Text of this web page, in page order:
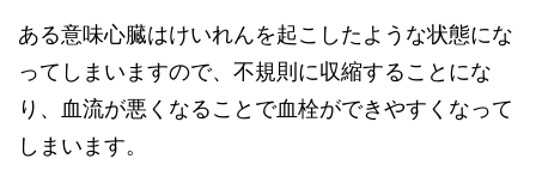
ある意味心臓はけいれんを起こしたような状態にな
ってしまいますので、不規則に収縮することにな
り、血流が悪くなることで血栓ができやすくなって
しまいます。